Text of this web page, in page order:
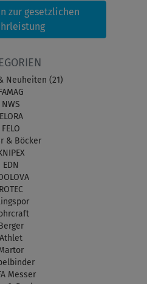
zur gesetzlichen
Neuheiten (21)
NWS
ELORA
FELO
& Böcker
EDN
ROTEC
Athlet
Messer